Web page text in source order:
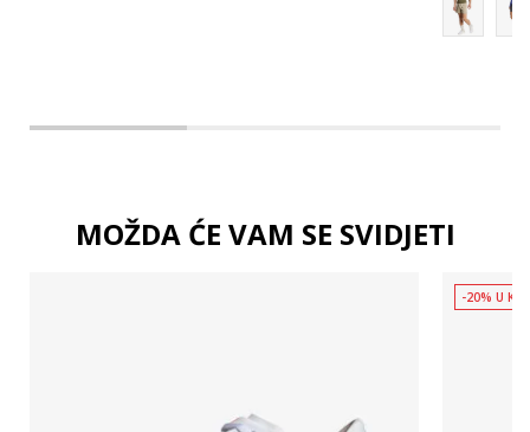
MOŽDA ĆE VAM SE SVIDJETI
-20% U